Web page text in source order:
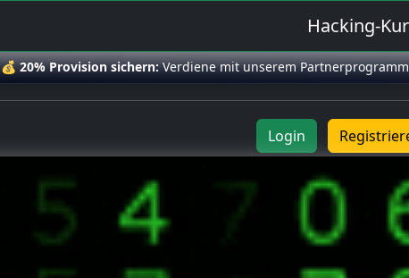
Hacking-
💰20% Provision sichern:Verdiene mit unserem
Login